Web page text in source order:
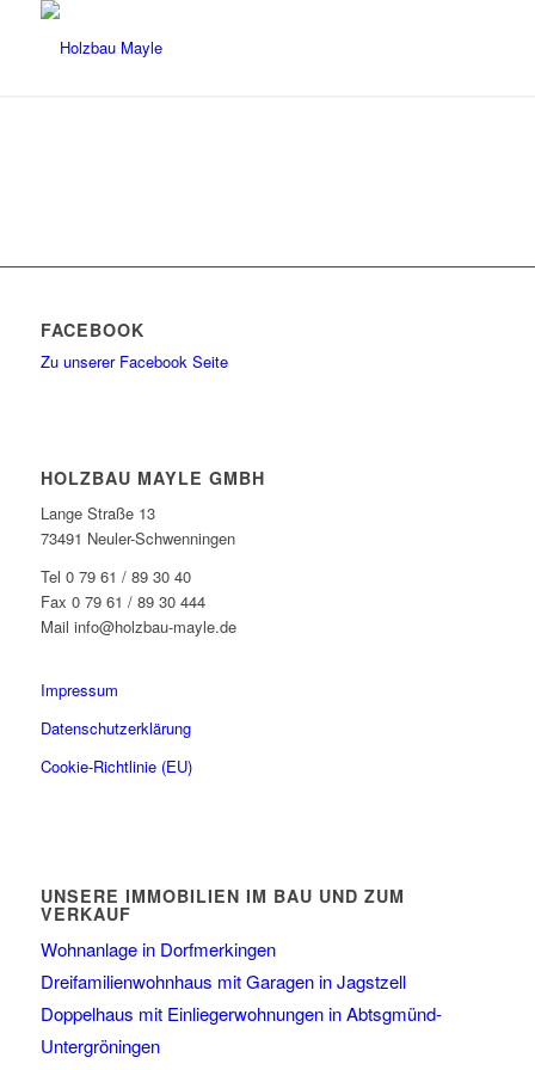
FACEBOOK
Zu unserer Facebook Seite
HOLZBAU MAYLE GMBH
Lange Straße 13
73491 Neuler-Schwenningen
Tel 0 79 61 / 89 30 40
Fax 0 79 61 / 89 30 444
Mail info@holzbau-mayle.de
Impressum
Datenschutzerklärung
Cookie-Richtlinie (EU)
UNSERE IMMOBILIEN IM BAU UND ZUM
VERKAUF
Wohnanlage in Dorfmerkingen
Dreifamilienwohnhaus mit Garagen in Jagstzell
Doppelhaus mit Einliegerwohnungen in Abtsgmünd-
Untergröningen